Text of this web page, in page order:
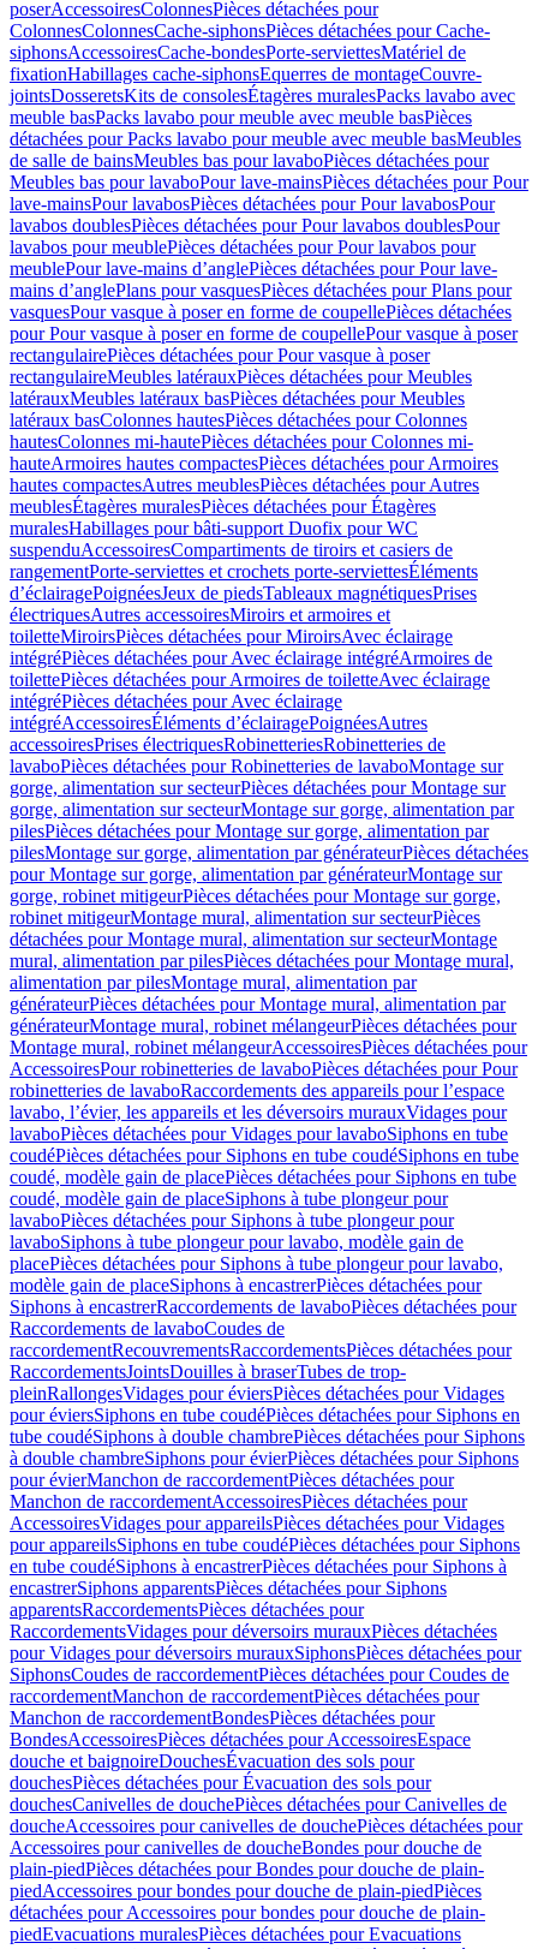
poserAccessoiresColonnesPièces détachées pour
ColonnesColonnesCache-siphonsPièces détachées pour Cache-
siphonsAccessoiresCache-bondesPorte-serviettesMatériel de
fixationHabillages cache-siphonsEquerres de montageCouvre-
jointsDosseretsKits de consolesÉtagères muralesPacks lavabo avec
meuble basPacks lavabo pour meuble avec meuble basPièces
détachées pour Packs lavabo pour meuble avec meuble basMeubles
de salle de bainsMeubles bas pour lavaboPièces détachées pour
Meubles bas pour lavaboPour lave-mainsPièces détachées pour Pour
lave-mainsPour lavabosPièces détachées pour Pour lavabosPour
lavabos doublesPièces détachées pour Pour lavabos doublesPour
lavabos pour meublePièces détachées pour Pour lavabos pour
meublePour lave-mains d’anglePièces détachées pour Pour lave-
mains d’anglePlans pour vasquesPièces détachées pour Plans pour
vasquesPour vasque à poser en forme de coupellePièces détachées
pour Pour vasque à poser en forme de coupellePour vasque à poser
rectangulairePièces détachées pour Pour vasque à poser
rectangulaireMeubles latérauxPièces détachées pour Meubles
latérauxMeubles latéraux basPièces détachées pour Meubles
latéraux basColonnes hautesPièces détachées pour Colonnes
hautesColonnes mi-hautePièces détachées pour Colonnes mi-
hauteArmoires hautes compactesPièces détachées pour Armoires
hautes compactesAutres meublesPièces détachées pour Autres
meublesÉtagères muralesPièces détachées pour Étagères
muralesHabillages pour bâti-support Duofix pour WC
suspenduAccessoiresCompartiments de tiroirs et casiers de
rangementPorte-serviettes et crochets porte-serviettesÉléments
d’éclairagePoignéesJeux de piedsTableaux magnétiquesPrises
électriquesAutres accessoiresMiroirs et armoires et
toiletteMiroirsPièces détachées pour MiroirsAvec éclairage
intégréPièces détachées pour Avec éclairage intégréArmoires de
toilettePièces détachées pour Armoires de toiletteAvec éclairage
intégréPièces détachées pour Avec éclairage
intégréAccessoiresÉléments d’éclairagePoignéesAutres
accessoiresPrises électriquesRobinetteriesRobinetteries de
lavaboPièces détachées pour Robinetteries de lavaboMontage sur
gorge, alimentation sur secteurPièces détachées pour Montage sur
gorge, alimentation sur secteurMontage sur gorge, alimentation par
pilesPièces détachées pour Montage sur gorge, alimentation par
pilesMontage sur gorge, alimentation par générateurPièces détachées
pour Montage sur gorge, alimentation par générateurMontage sur
gorge, robinet mitigeurPièces détachées pour Montage sur gorge,
robinet mitigeurMontage mural, alimentation sur secteurPièces
détachées pour Montage mural, alimentation sur secteurMontage
mural, alimentation par pilesPièces détachées pour Montage mural,
alimentation par pilesMontage mural, alimentation par
générateurPièces détachées pour Montage mural, alimentation par
générateurMontage mural, robinet mélangeurPièces détachées pour
Montage mural, robinet mélangeurAccessoiresPièces détachées pour
AccessoiresPour robinetteries de lavaboPièces détachées pour Pour
robinetteries de lavaboRaccordements des appareils pour l’espace
lavabo, l’évier, les appareils et les déversoirs murauxVidages pour
lavaboPièces détachées pour Vidages pour lavaboSiphons en tube
coudéPièces détachées pour Siphons en tube coudéSiphons en tube
coudé, modèle gain de placePièces détachées pour Siphons en tube
coudé, modèle gain de placeSiphons à tube plongeur pour
lavaboPièces détachées pour Siphons à tube plongeur pour
lavaboSiphons à tube plongeur pour lavabo, modèle gain de
placePièces détachées pour Siphons à tube plongeur pour lavabo,
modèle gain de placeSiphons à encastrerPièces détachées pour
Siphons à encastrerRaccordements de lavaboPièces détachées pour
Raccordements de lavaboCoudes de
raccordementRecouvrementsRaccordementsPièces détachées pour
RaccordementsJointsDouilles à braserTubes de trop-
pleinRallongesVidages pour éviersPièces détachées pour Vidages
pour éviersSiphons en tube coudéPièces détachées pour Siphons en
tube coudéSiphons à double chambrePièces détachées pour Siphons
à double chambreSiphons pour évierPièces détachées pour Siphons
pour évierManchon de raccordementPièces détachées pour
Manchon de raccordementAccessoiresPièces détachées pour
AccessoiresVidages pour appareilsPièces détachées pour Vidages
pour appareilsSiphons en tube coudéPièces détachées pour Siphons
en tube coudéSiphons à encastrerPièces détachées pour Siphons à
encastrerSiphons apparentsPièces détachées pour Siphons
apparentsRaccordementsPièces détachées pour
RaccordementsVidages pour déversoirs murauxPièces détachées
pour Vidages pour déversoirs murauxSiphonsPièces détachées pour
SiphonsCoudes de raccordementPièces détachées pour Coudes de
raccordementManchon de raccordementPièces détachées pour
Manchon de raccordementBondesPièces détachées pour
BondesAccessoiresPièces détachées pour AccessoiresEspace
douche et baignoireDouchesÉvacuation des sols pour
douchesPièces détachées pour Évacuation des sols pour
douchesCanivelles de douchePièces détachées pour Canivelles de
doucheAccessoires pour canivelles de douchePièces détachées pour
Accessoires pour canivelles de doucheBondes pour douche de
plain-piedPièces détachées pour Bondes pour douche de plain-
piedAccessoires pour bondes pour douche de plain-piedPièces
détachées pour Accessoires pour bondes pour douche de plain-
piedEvacuations muralesPièces détachées pour Evacuations